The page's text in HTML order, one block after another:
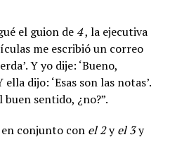
el guion de 4, la ejecutiva
me escribió un correo
Y yo dije: ‘Bueno,
dijo: ‘Esas son las notas’.
sentido, ¿no?”.
conjunto con el 2yel 3y